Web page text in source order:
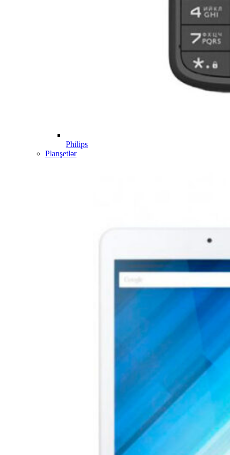
Philips
Planşetlər